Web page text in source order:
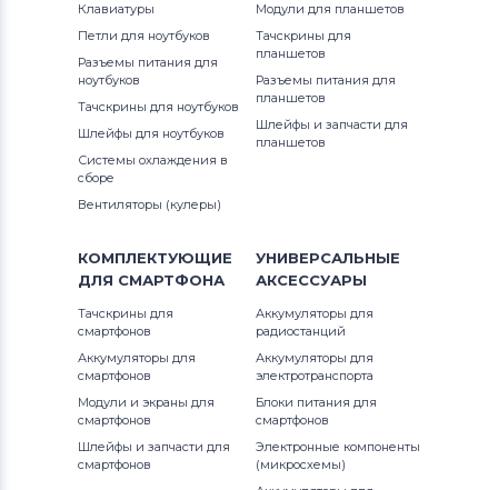
Аккумуляторы для шуруповертов
AEG
Аккумуляторы для шуруповертов
Metabo
Аккумуляторы для шуруповертов
Hammer
Аккумуляторы для шуруповертов
Festool
Аккумуляторы для шуруповертов
Paslode
Аккумуляторы для шуруповертов
Hilti
Аккумуляторы для шуруповертов
IM250
IM350A
IM350CT
IM65A
Клавиатуры
Петли для ноутбуков
Разъемы питания для
ноутбуков
Тачскрины для ноутбуков
Шлейфы для ноутбуков
Системы охлаждения в
сборе
Вентиляторы (кулеры)
Модули для планшетов
Тачскрины для
планшетов
Разъемы питания для
планшетов
Шлейфы и запчасти для
планшетов
КОМПЛЕКТУЮЩИЕ
ДЛЯ СМАРТФОНА
Тачскрины для
смартфонов
Аккумуляторы для
смартфонов
Модули и экраны для
смартфонов
Шлейфы и запчасти для
смартфонов
УНИВЕРСАЛЬНЫЕ
АКСЕССУАРЫ
Аккумуляторы для
радиостанций
Аккумуляторы для
электротранспорта
Блоки питания для
смартфонов
Электронные компоненты
(микросхемы)